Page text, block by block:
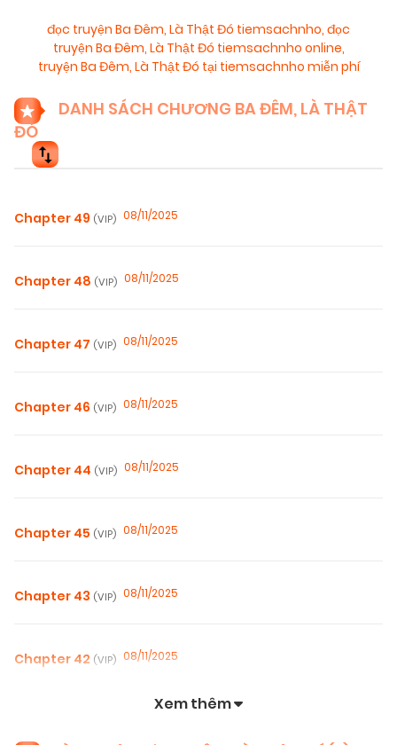
đọc truyện Ba Đêm, Là Thật Đó tiemsachnho, đọc
truyện Ba Đêm, Là Thật Đó tiemsachnho online,
truyện Ba Đêm, Là Thật Đó tại tiemsachnho miễn phí
DANH SÁCH CHƯƠNG BA ĐÊM, LÀ THẬT
ĐÓ
Chapter 49 (VIP) 08/11/2025
Chapter 48 (VIP) 08/11/2025
Chapter 47 (VIP) 08/11/2025
Chapter 46 (VIP) 08/11/2025
Chapter 44 (VIP) 08/11/2025
Chapter 45 (VIP) 08/11/2025
Chapter 43 (VIP) 08/11/2025
Chapter 42 (VIP) 08/11/2025
Xem thêm